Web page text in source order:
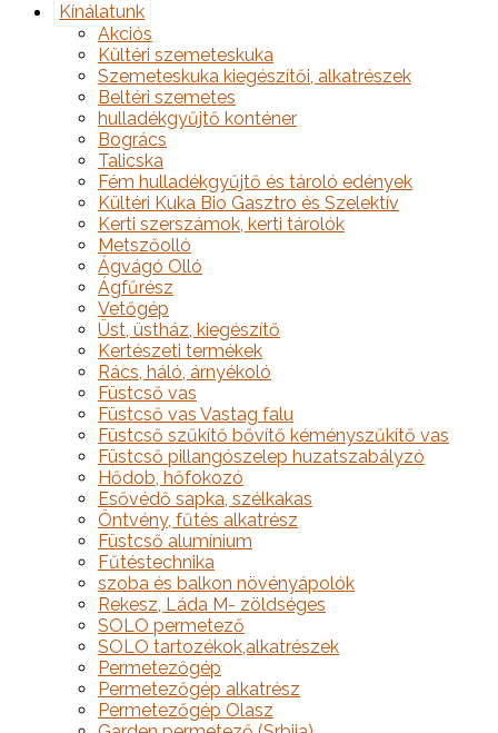
Kínálatunk
Akciós
Kültéri szemeteskuka
Szemeteskuka kiegészítői, alkatrészek
Beltéri szemetes
hulladékgyűjtő konténer
Bogrács
Talicska
Fém hulladékgyűjtő és tároló edények
Kültéri Kuka Bio Gasztro és Szelektív
Kerti szerszámok, kerti tárolók
Metszőolló
Ágvágó Olló
Ágfűrész
Vetőgép
Üst, üstház, kiegészítő
Kertészeti termékek
Rács, háló, árnyékoló
Füstcső vas
Füstcső vas Vastag falu
Füstcső szűkítő bővítő kéményszűkítő vas
Füstcső pillangószelep huzatszabályzó
Hődob, hőfokozó
Esővédő sapka, szélkakas
Öntvény, fűtés alkatrész
Füstcső alumínium
Fűtéstechnika
szoba és balkon növényápolók
Rekesz, Láda M- zöldséges
SOLO permetező
SOLO tartozékok,alkatrészek
Permetezőgép
Permetezőgép alkatrész
Permetezőgép Olasz